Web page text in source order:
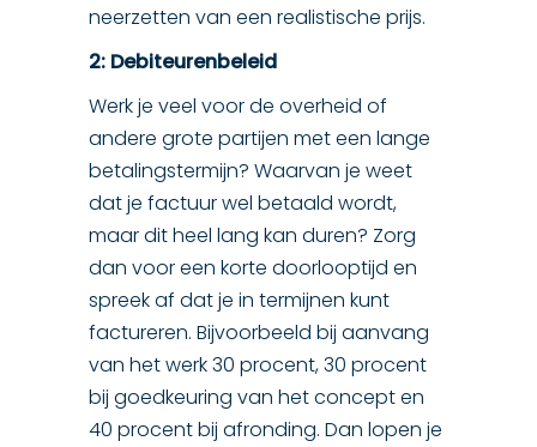
neerzetten van een realistische prijs.
2: Debiteurenbeleid
Werk je veel voor de overheid of
andere grote partijen met een lange
betalingstermijn? Waarvan je weet
dat je factuur wel betaald wordt,
maar dit heel lang kan duren? Zorg
dan voor een korte doorlooptijd en
spreek af dat je in termijnen kunt
factureren. Bijvoorbeeld bij aanvang
van het werk 30 procent, 30 procent
bij goedkeuring van het concept en
40 procent bij afronding. Dan lopen je